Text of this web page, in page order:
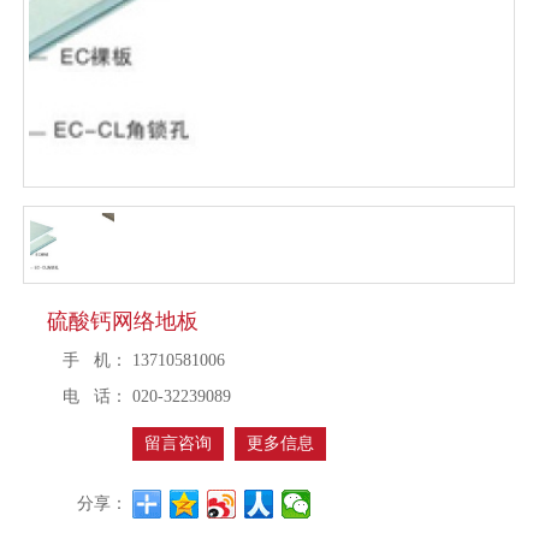
硫酸钙网络地板
手 机：
13710581006
电 话：
020-32239089
留言咨询 更多信息
分享：